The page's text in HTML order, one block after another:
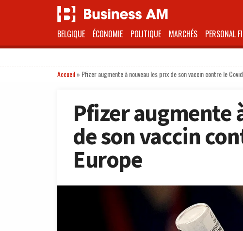
BELGIQUE ÉCONOMIE POLITIQUE MARCHÉS PERSONAL
Accueil» Pfizer augmente à nouveau les prix de son vaccin contre le
Pfizer augmente
de son vaccin
Europe